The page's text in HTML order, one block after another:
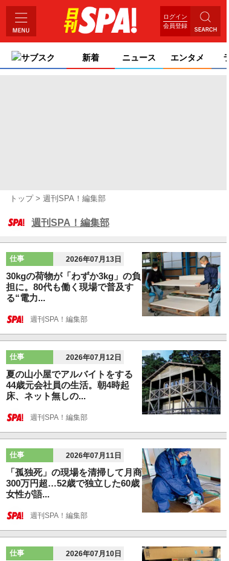
ログイン
会員登録
サブスク 新着 ニュース エンタメ
トップ 週刊SPA！編集部
週刊SPA！編集部
仕事 2026年07月13日
30kgの荷物が「わずか3kg」の負
担に。80代も働く現場で普及す
る“電力...
週刊SPA！編集部
仕事 2026年07月12日
夏の山小屋でアルバイトをする
44歳元会社員の生活。朝4時起
床、ネット無しの...
週刊SPA！編集部
仕事 2026年07月11日
「孤独死」の現場を清掃して月商
300万円超…52歳で独立した60歳
女性が語...
週刊SPA！編集部
仕事 2026年07月10日